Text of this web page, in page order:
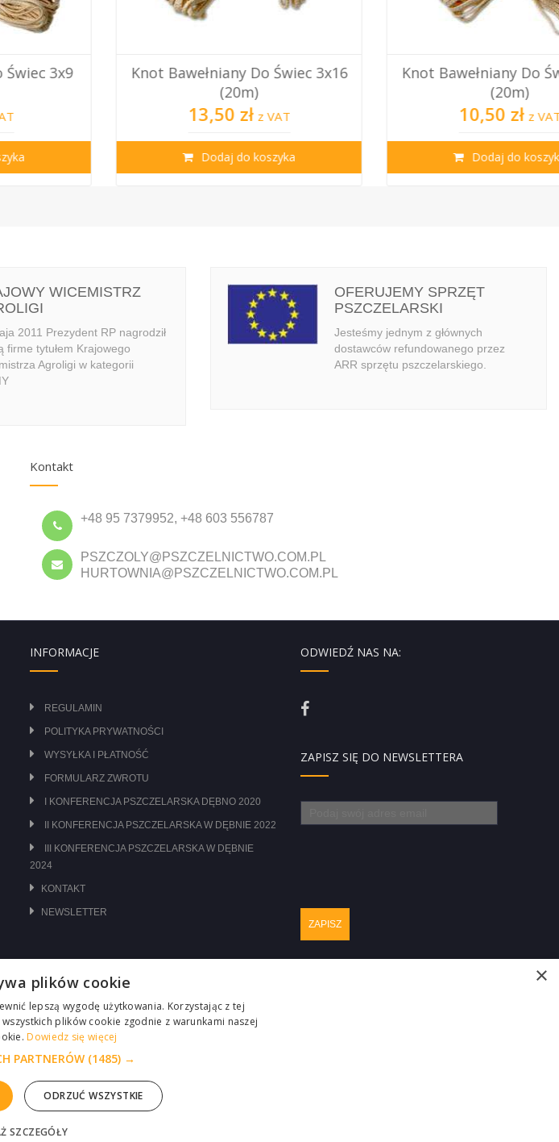
Knot Bawełniany Do Świec 3x16
z VAT
Dodaj do koszyka
Knot Bawełniany Do Świec 3x13
z VAT
Dodaj do koszyka
WICEMISTRZ
2011 Prezydent RP nagrodził
firme tytułem Krajowego
Agroligi w kategorii
OFERUJEMY SPRZĘT
PSZCZELARSKI
Jesteśmy jednym z głównych
dostawców refundowanego przez
ARR sprzętu pszczelarskiego.
Kontakt
+48 95 7379952, +48 603 556787
PSZCZOLY@PSZCZELNICTWO.COM.PL
HURTOWNIA@PSZCZELNICTWO.COM.PL
INFORMACJE
REGULAMIN
POLITYKA PRYWATNOŚCI
WYSYŁKA I PŁATNOŚĆ
FORMULARZ ZWROTU
I KONFERENCJA PSZCZELARSKA DĘBNO 2020
II KONFERENCJA PSZCZELARSKA W DĘBNIE 2022
III KONFERENCJA PSZCZELARSKA W DĘBNIE
2024
KONTAKT
NEWSLETTER
ODWIEDŹ NAS NA:
ZAPISZ SIĘ DO NEWSLETTERA
×
plików cookie
lepszą wygodę użytkowania. Korzystając z tej
plików cookie zgodnie z warunkami naszej
Dowiedz się więcej
PARTNERÓW (1485) →
ODRZUĆ WSZYSTKIE
SZCZEGÓŁY